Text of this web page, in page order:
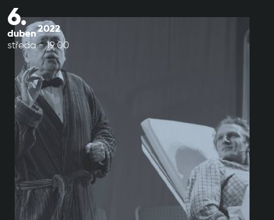
6.
duben2022
středa - 19:00